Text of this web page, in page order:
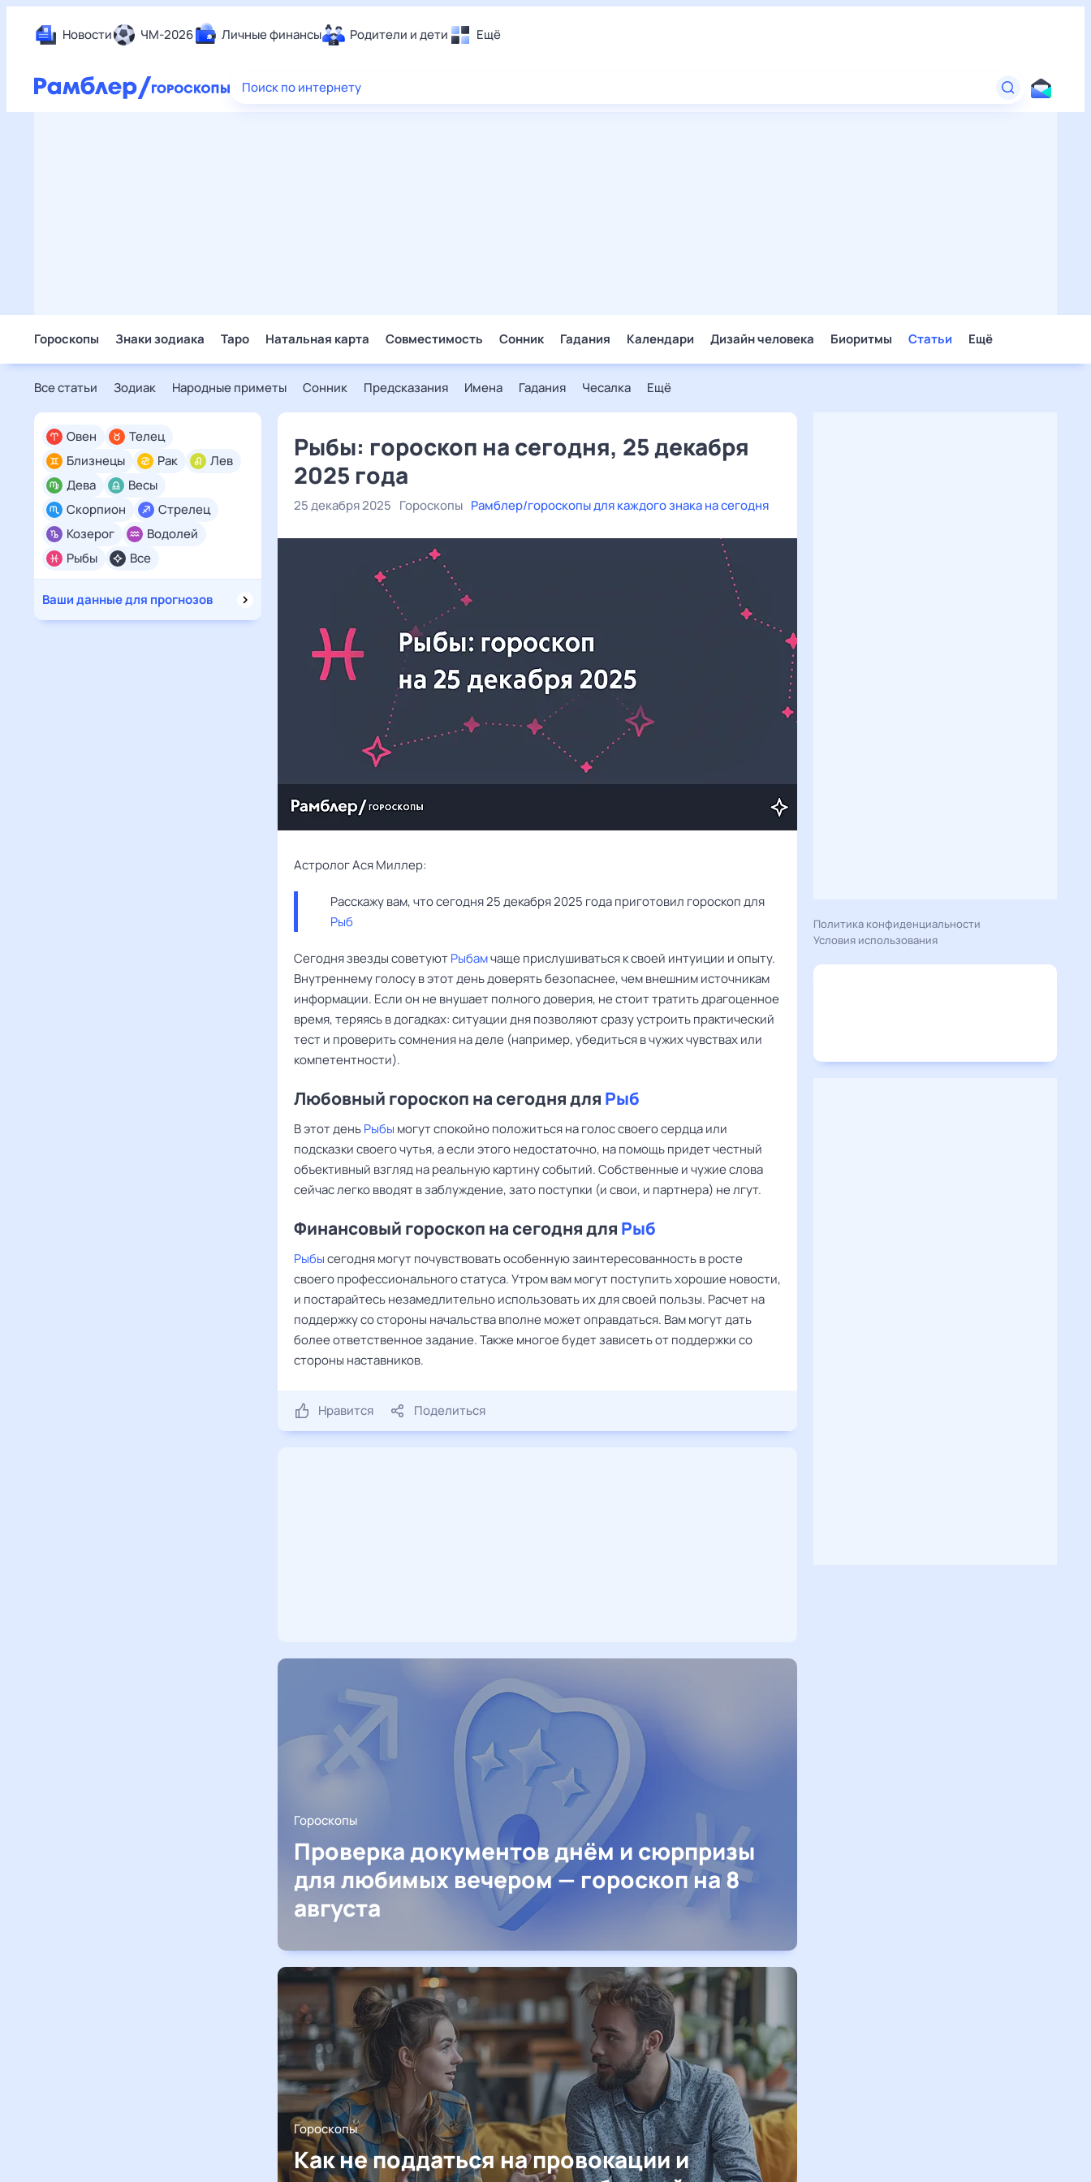
Новости ЧМ-2026 Личные финансы Родители и дети Ещё
Еда
Поиск по интернету
Гороскопы Знаки зодиака Таро Натальная карта Совместимость Сонник Гадания Календари Дизайн человека Биоритмы Статьи Ещё
Все статьи Зодиак Народные приметы Сонник Предсказания Имена Гадания Чесалка Ещё
Все
Овен
Телец
Близнецы
Рак
Лев
Дева
Весы
Скорпион
Стрелец
Козерог
Водолей
Рыбы
Ваши данные для прогнозов
Рыбы: гороскоп на сегодня, 25 декабря
2025 года
25 декабря 2025 Гороскопы Рамблер/гороскопы для каждого знака на сегодня
Астролог Ася Миллер:
Рыб
Сегодня звезды советуютРыбамчаще прислушиваться к своей интуиции и опыту.
Внутреннему голосу в этот день доверять безопаснее, чем внешним источникам
информации. Если он не внушает полного доверия, не стоит тратить драгоценное
время, теряясь в догадках: ситуации дня позволяют сразу устроить практический
тест и проверить сомнения на деле (например, убедиться в чужих чувствах или
компетентности).
Любовный гороскоп на сегодня для Рыб
В этот деньРыбы могут спокойно положиться на голос своего сердца или
подсказки своего чутья, а если этого недостаточно, на помощь придет честный
объективный взгляд на реальную картину событий. Собственные и чужие слова
сейчас легко вводят в заблуждение, зато поступки (и свои, и партнера) не лгут.
Финансовый гороскоп на сегодня для Рыб
Рыбысегодня могут почувствовать особенную заинтересованность в росте
своего профессионального статуса. Утром вам могут поступить хорошие новости,
и постарайтесь незамедлительно использовать их для своей пользы. Расчет на
поддержку со стороны начальства вполне может оправдаться. Вам могут дать
более ответственное задание. Также многое будет зависеть от поддержки со
стороны наставников.
Нравится Поделиться
Гороскопы
Проверка документов днём и сюрпризы
для любимых вечером — гороскоп на 8
августа
Гороскопы
Как не поддаться на провокации и
Политика конфиденциальности
Условия использования